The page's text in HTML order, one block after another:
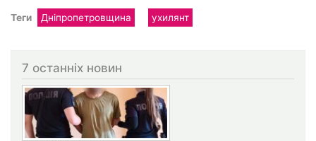
Теги Дніпропетровщина ухилянт
7 останніх новин